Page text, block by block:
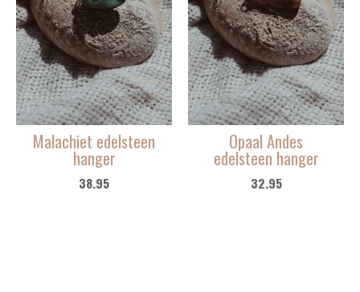
Malachiet edelsteen
hanger
38.95
Opaal Andes
edelsteen hanger
32.95